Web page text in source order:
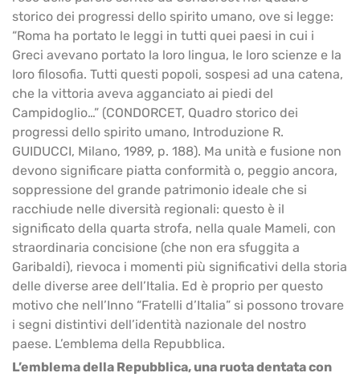
storico dei progressi dello spirito umano, ove si legge:
“Roma ha portato le leggi in tutti quei paesi in cui i
Greci avevano portato la loro lingua, le loro scienze e la
loro filosofia. Tutti questi popoli, sospesi ad una catena,
che la vittoria aveva agganciato ai piedi del
Campidoglio…” (CONDORCET, Quadro storico dei
progressi dello spirito umano, Introduzione R.
GUIDUCCI, Milano, 1989, p. 188). Ma unità e fusione non
devono significare piatta conformità o, peggio ancora,
soppressione del grande patrimonio ideale che si
racchiude nelle diversità regionali: questo è il
significato della quarta strofa, nella quale Mameli, con
straordinaria concisione (che non era sfuggita a
Garibaldi), rievoca i momenti più significativi della storia
delle diverse aree dell’Italia. Ed è proprio per questo
motivo che nell’Inno “Fratelli d’Italia” si possono trovare
i segni distintivi dell’identità nazionale del nostro
paese. L’emblema della Repubblica.
L’emblema della Repubblica, una ruota dentata con